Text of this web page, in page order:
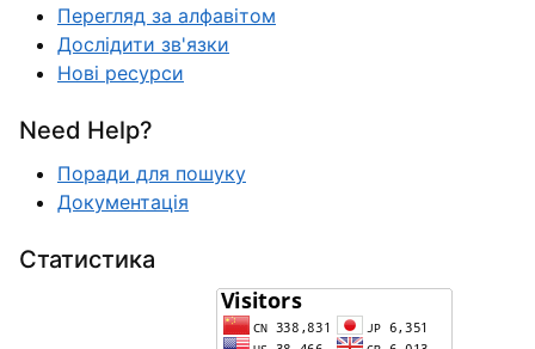
Перегляд за алфавітом
Дослідити зв'язки
Нові ресурси
Need Help?
Поради для пошуку
Документація
Статистика